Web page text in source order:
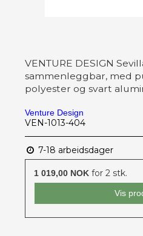
VENTURE DESIGN
sammenleggbar, med
polyester og svart
Venture Design
VEN-1013-404
7-18 arbeidsdager
1 019,00 NOK for 2 stk.
Vis